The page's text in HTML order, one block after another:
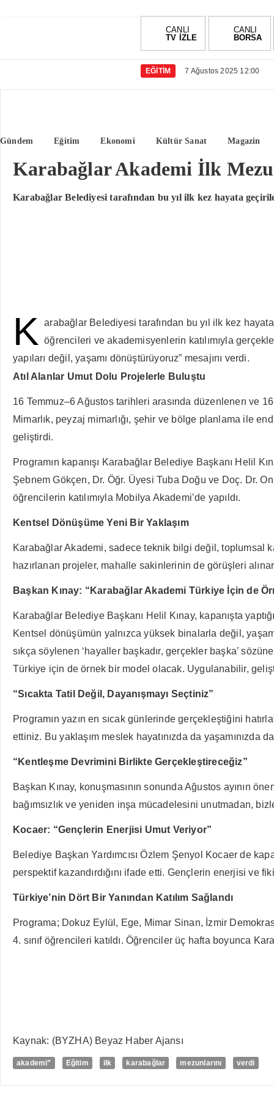
CANLI
TV İZLE
CANLI
BORSA
Gündem Eğitim Ekonomi Kültür Sanat Magazin
EĞITIM 7 Ağustos 2025 12:00
Karabağlar Akademi İlk
Karabağlar Belediyesi tarafından bu yıl ilk kez hayata
K
arabağlar Belediyesi tarafından bu yıl ilk kez
öğrencileri ve akademisyenlerin katılımıyla
yapıları değil, yaşamı dönüştürüyoruz” mesajını verdi.
Atıl Alanlar Umut Dolu Projelerle Buluştu
16 Temmuz–6 Ağustos tarihleri arasında düzenlenen ve
Mimarlık, peyzaj mimarlığı, şehir ve bölge planlama ile
geliştirdi.
Programın kapanışı Karabağlar Belediye Başkanı Helil
Şebnem Gökçen, Dr. Öğr. Üyesi Tuba Doğu ve Doç. Dr.
öğrencilerin katılımıyla Mobilya Akademi’de yapıldı.
Kentsel Dönüşüme Yeni Bir Yaklaşım
Karabağlar Akademi, sadece teknik bilgi değil, toplumsal
hazırlanan projeler, mahalle sakinlerinin de görüşleri
Başkan Kınay: “Karabağlar Akademi Türkiye İçin de
Karabağlar Belediye Başkanı Helil Kınay, kapanışta
Kentsel dönüşümün yalnızca yüksek binalarla değil,
sıkça söylenen ‘hayaller başkadır, gerçekler başka’
Türkiye için de örnek bir model olacak. Uygulanabilir,
“Sıcakta Tatil Değil, Dayanışmayı Seçtiniz”
Programın yazın en sıcak günlerinde gerçekleştiğini
ettiniz. Bu yaklaşım meslek hayatınızda da yaşamınızda
“Kentleşme Devrimini Birlikte Gerçekleştireceğiz”
Başkan Kınay, konuşmasının sonunda Ağustos ayının
bağımsızlık ve yeniden inşa mücadelesini unutmadan,
Kocaer: “Gençlerin Enerjisi Umut Veriyor”
Belediye Başkan Yardımcısı Özlem Şenyol Kocaer de
perspektif kazandırdığını ifade etti. Gençlerin enerjisi ve
Türkiye’nin Dört Bir Yanından Katılım Sağlandı
Programa; Dokuz Eylül, Ege, Mimar Sinan, İzmir
4. sınıf öğrencileri katıldı. Öğrenciler üç hafta boyunca
Kaynak: (BYZHA) Beyaz Haber Ajansı
akademi” Eğitim ilk karabağlar mezunlarını verdi